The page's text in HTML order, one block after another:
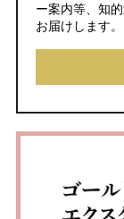
ー案内等、知
お届けします。